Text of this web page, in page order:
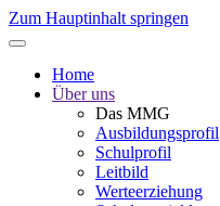
Zum Hauptinhalt springen
Home
Über uns
Das MMG
Ausbildungsprofil
Schulprofil
Leitbild
Werteerziehung